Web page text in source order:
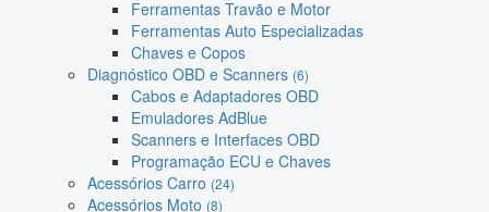
Ferramentas Travão e Motor
Ferramentas Auto Especializadas
Chaves e Copos
Diagnóstico OBD e Scanners (6)
Cabos e Adaptadores OBD
Emuladores AdBlue
Scanners e Interfaces OBD
Programação ECU e Chaves
Acessórios Carro (24)
Acessórios Moto (8)